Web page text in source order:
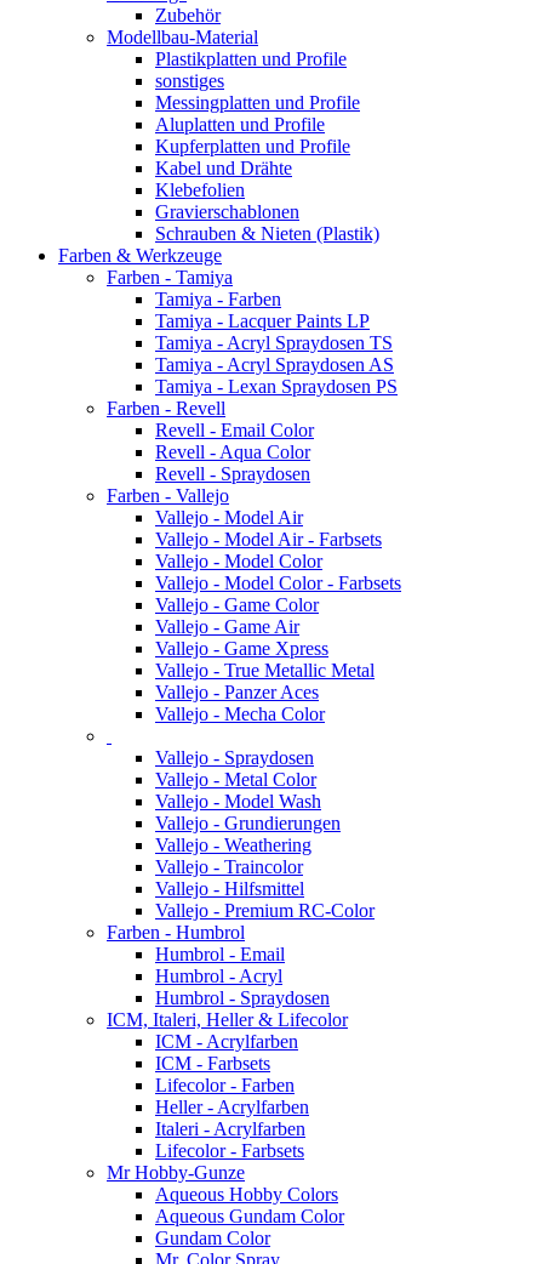
Zubehör
Modellbau-Material
Plastikplatten und Profile
sonstiges
Messingplatten und Profile
Aluplatten und Profile
Kupferplatten und Profile
Kabel und Drähte
Klebefolien
Gravierschablonen
Schrauben & Nieten (Plastik)
Farben & Werkzeuge
Farben - Tamiya
Tamiya - Farben
Tamiya - Lacquer Paints LP
Tamiya - Acryl Spraydosen TS
Tamiya - Acryl Spraydosen AS
Tamiya - Lexan Spraydosen PS
Farben - Revell
Revell - Email Color
Revell - Aqua Color
Revell - Spraydosen
Farben - Vallejo
Vallejo - Model Air
Vallejo - Model Air - Farbsets
Vallejo - Model Color
Vallejo - Model Color - Farbsets
Vallejo - Game Color
Vallejo - Game Air
Vallejo - Game Xpress
Vallejo - True Metallic Metal
Vallejo - Panzer Aces
Vallejo - Mecha Color
Vallejo - Spraydosen
Vallejo - Metal Color
Vallejo - Model Wash
Vallejo - Grundierungen
Vallejo - Weathering
Vallejo - Traincolor
Vallejo - Hilfsmittel
Vallejo - Premium RC-Color
Farben - Humbrol
Humbrol - Email
Humbrol - Acryl
Humbrol - Spraydosen
ICM, Italeri, Heller & Lifecolor
ICM - Acrylfarben
ICM - Farbsets
Lifecolor - Farben
Heller - Acrylfarben
Italeri - Acrylfarben
Lifecolor - Farbsets
Mr Hobby-Gunze
Aqueous Hobby Colors
Aqueous Gundam Color
Gundam Color
Mr. Color Spray